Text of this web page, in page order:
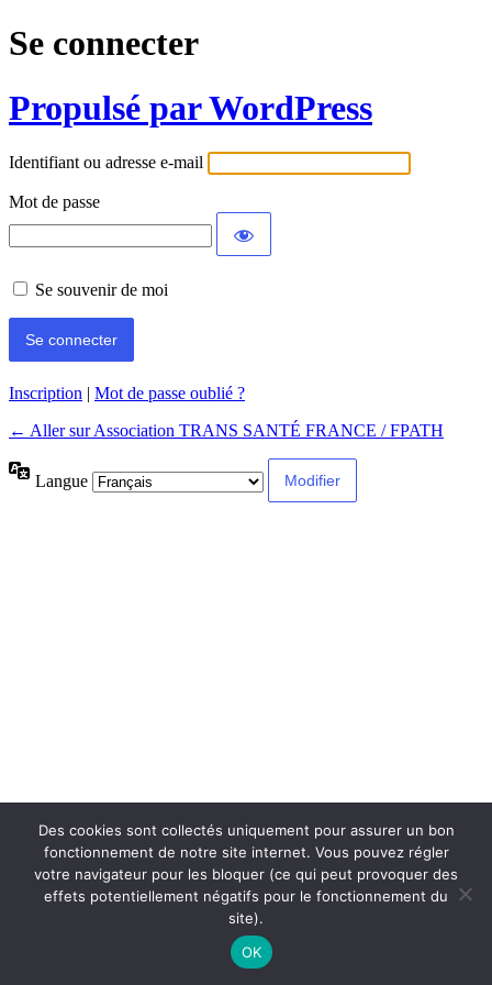
Se connecter
Propulsé par WordPress
Identifiant ou adresse e-mail
Mot de passe
Se souvenir de moi
Inscription | Mot de passe oublié ?
← Aller sur Association TRANS SANTÉ FRANCE / FPATH
Langue
Des cookies sont collectés uniquement pour assurer un bon
fonctionnement de notre site internet. Vous pouvez régler
votre navigateur pour les bloquer (ce qui peut provoquer des
effets potentiellement négatifs pour le fonctionnement du
site).
OK